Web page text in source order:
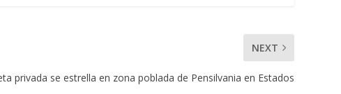
NEXT
privada se estrella en zona poblada de Pensilvania en Estados